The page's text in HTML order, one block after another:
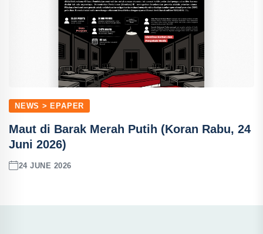
NEWS > EPAPER
Maut di Barak Merah Putih (Koran Rabu, 24
Juni 2026)
24 JUNE 2026